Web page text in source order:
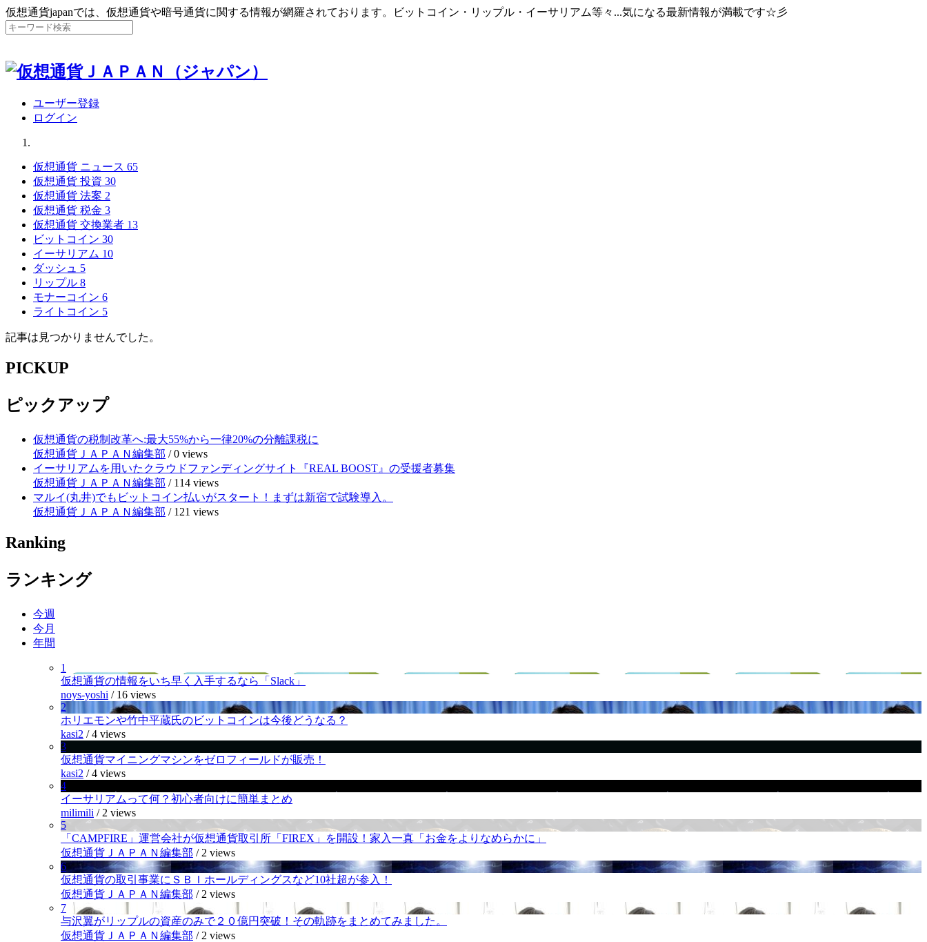
仮想通貨japanでは、仮想通貨や暗号通貨に関する情報が網羅されております。ビットコイン・リップル・イーサリアム等々...気になる最新情報が満載です☆彡
ユーザー登録
ログイン
仮想通貨 ニュース 65
仮想通貨 投資 30
仮想通貨 法案 2
仮想通貨 税金 3
仮想通貨 交換業者 13
ビットコイン 30
イーサリアム 10
ダッシュ 5
リップル 8
モナーコイン 6
ライトコイン 5
記事は見つかりませんでした。
PICKUP
ピックアップ
仮想通貨の税制改革へ:最大55%から一律20%の分離課税に
仮想通貨ＪＡＰＡＮ編集部 /0 views
イーサリアムを用いたクラウドファンディングサイト『REAL BOOST』の受援者募集
仮想通貨ＪＡＰＡＮ編集部 / 114 views
マルイ(丸井)でもビットコイン払いがスタート！まずは新宿で試験導入。
仮想通貨ＪＡＰＡＮ編集部 / 121 views
Ranking
ランキング
今週
今月
年間
1
仮想通貨の情報をいち早く入手するなら「Slack」
noys-yoshi / 16 views
2
ホリエモンや竹中平蔵氏のビットコインは今後どうなる？
kasi2 /4 views
3
仮想通貨マイニングマシンをゼロフィールドが販売！
kasi2 /4 views
4
イーサリアムって何？初心者向けに簡単まとめ
milimili / 2 views
5
「CAMPFIRE」運営会社が仮想通貨取引所「FIREX」を開設！家入一真「お金をよりなめらかに」
仮想通貨ＪＡＰＡＮ編集部 / 2 views
6
仮想通貨の取引事業にＳＢＩホールディングスなど10社超が参入！
仮想通貨ＪＡＰＡＮ編集部 / 2 views
7
与沢翼がリップルの資産のみで２０億円突破！その軌跡をまとめてみました。
仮想通貨ＪＡＰＡＮ編集部 / 2 views